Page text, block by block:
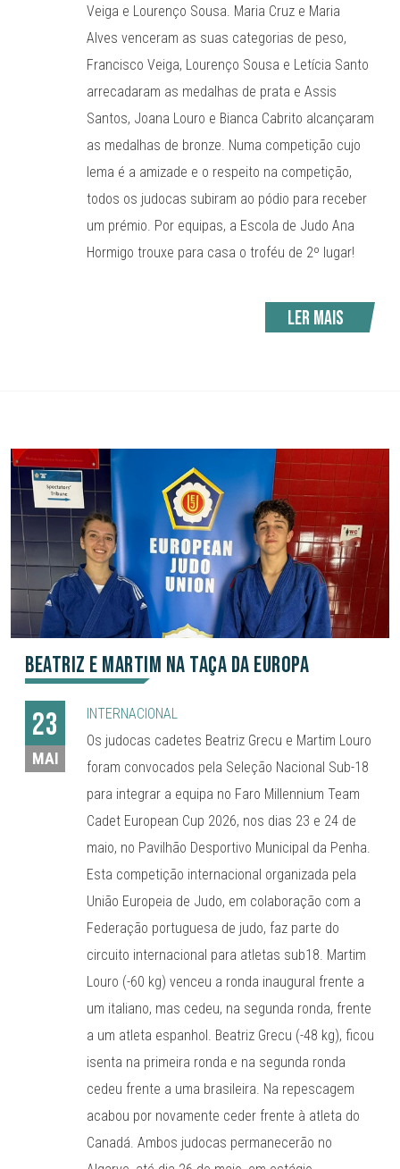
Veiga e Lourenço Sousa. Maria Cruz e Maria
Alves venceram as suas categorias de peso,
Francisco Veiga, Lourenço Sousa e Letícia Santo
arrecadaram as medalhas de prata e Assis
Santos, Joana Louro e Bianca Cabrito alcançaram
as medalhas de bronze. Numa competição cujo
lema é a amizade e o respeito na competição,
todos os judocas subiram ao pódio para receber
um prémio. Por equipas, a Escola de Judo Ana
Hormigo trouxe para casa o troféu de 2º lugar!
Ler mais
Beatriz e Martim na Taça da Europa
23
MAI
INTERNACIONAL
Os judocas cadetes Beatriz Grecu e Martim Louro
foram convocados pela Seleção Nacional Sub-18
para integrar a equipa no Faro Millennium Team
Cadet European Cup 2026, nos dias 23 e 24 de
maio, no Pavilhão Desportivo Municipal da Penha.
Esta competição internacional organizada pela
União Europeia de Judo, em colaboração com a
Federação portuguesa de judo, faz parte do
circuito internacional para atletas sub18. Martim
Louro (-60 kg) venceu a ronda inaugural frente a
um italiano, mas cedeu, na segunda ronda, frente
a um atleta espanhol. Beatriz Grecu (-48 kg), ficou
isenta na primeira ronda e na segunda ronda
cedeu frente a uma brasileira. Na repescagem
acabou por novamente ceder frente à atleta do
Canadá. Ambos judocas permanecerão no